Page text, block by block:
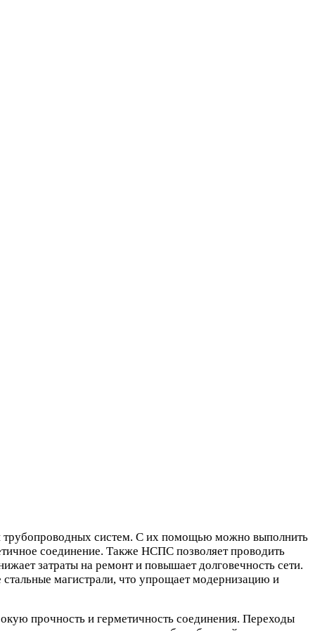
систем. С их помощью можно выполнить
соединение. Также НСПС позволяет проводить
затраты на ремонт и повышает долговечность сети.
магистрали, что упрощает модернизацию и
прочность и герметичность соединения. Переходы